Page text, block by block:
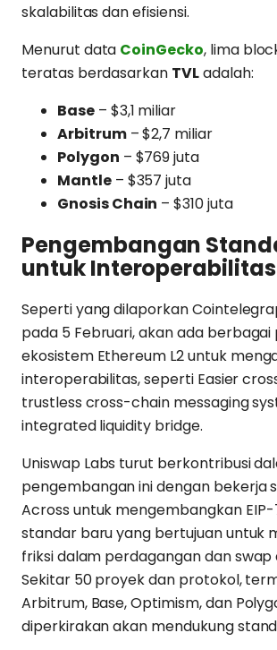
skalabilitas dan efisiensi.
Menurut data CoinGecko, lima
teratas berdasarkan TVLadalah:
Base– $3,1 miliar
Arbitrum– $2,7 miliar
Polygon – $769 juta
Mantle– $357 juta
Gnosis Chain – $310 juta
Pengembangan
untuk Interoperabilitas
Seperti yang dilaporkan
pada 5 Februari, akan ada
ekosistem Ethereum L2 untuk
interoperabilitas, seperti Easier
trustless cross-chain messaging
integrated liquidity bridge.
Uniswap Labs turut berkontribusi
pengembangan ini dengan bekerja
Across untuk mengembangkan
standar baru yang bertujuan untuk
friksi dalam perdagangan dan
Sekitar 50 proyek dan protokol,
Arbitrum, Base, Optimism, dan
diperkirakan akan mendukung